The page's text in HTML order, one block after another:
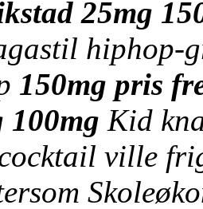
25mg
hiphop-
150mg pris
100mg Kid
ville